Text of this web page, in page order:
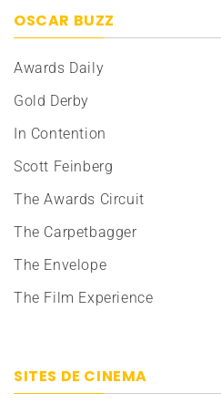
OSCAR BUZZ
Awards Daily
Gold Derby
In Contention
Scott Feinberg
The Awards Circuit
The Carpetbagger
The Envelope
The Film Experience
SITES DE CINEMA